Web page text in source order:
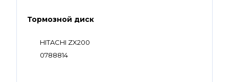
Тормозной диск
HITACHI ZX200
0788814